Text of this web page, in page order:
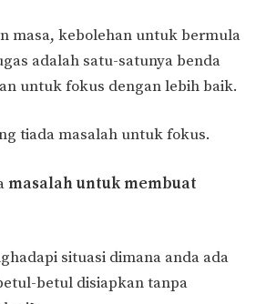
masa, kebolehan untuk bermula
adalah satu-satunya benda
untuk fokus dengan lebih baik.
tiada masalah untuk fokus.
masalah untuk membuat
situasi dimana anda ada
betul disiapkan tanpa